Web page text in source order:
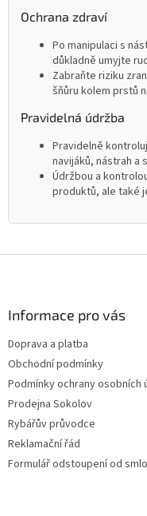
Ochrana zdraví
Po manipulaci s
důkladně umyjte
Zabraňte riziku
šňůru kolem prstů
Pravidelná údržba
Pravidelně
navijáků, nástrah a
Údržbou a
produktů, ale také
Informace pro vás
Doprava a platba
Obchodní podmínky
Podmínky ochrany osobních
Prodejna Sokolov
Rybářův průvodce
Reklamační řád
Formulář odstoupení od